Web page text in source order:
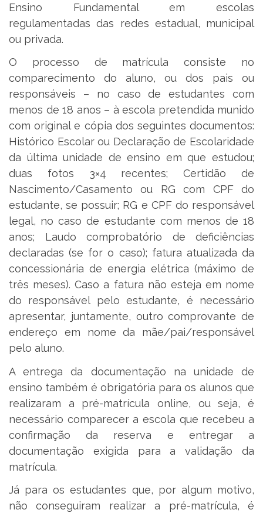
Ensino Fundamental em escolas
regulamentadas das redes estadual, municipal
ou privada.
O processo de matrícula consiste no
comparecimento do aluno, ou dos pais ou
responsáveis – no caso de estudantes com
menos de 18 anos – à escola pretendida munido
com original e cópia dos seguintes documentos:
Histórico Escolar ou Declaração de Escolaridade
da última unidade de ensino em que estudou;
duas fotos 3×4 recentes; Certidão de
Nascimento/Casamento ou RG com CPF do
estudante, se possuir; RG e CPF do responsável
legal, no caso de estudante com menos de 18
anos; Laudo comprobatório de deficiências
declaradas (se for o caso); fatura atualizada da
concessionária de energia elétrica (máximo de
três meses). Caso a fatura não esteja em nome
do responsável pelo estudante, é necessário
apresentar, juntamente, outro comprovante de
endereço em nome da mãe/pai/responsável
pelo aluno.
A entrega da documentação na unidade de
ensino também é obrigatória para os alunos que
realizaram a pré-matrícula online, ou seja, é
necessário comparecer a escola que recebeu a
confirmação da reserva e entregar a
documentação exigida para a validação da
matrícula.
Já para os estudantes que, por algum motivo,
não conseguiram realizar a pré-matrícula, é